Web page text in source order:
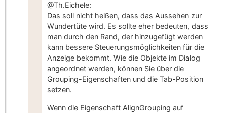
@Th.Eichele:
Das soll nicht heißen, dass das Aussehen zur
Wundertüte wird. Es sollte eher bedeuten, dass
man durch den Rand, der hinzugefügt werden
kann bessere Steuerungsmöglichkeiten für die
Anzeige bekommt. Wie die Objekte im Dialog
angeordnet werden, können Sie über die
Grouping-Eigenschaften und die Tab-Position
setzen.
Wenn die Eigenschaft AlignGrouping auf